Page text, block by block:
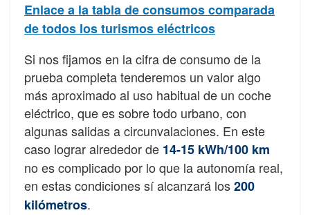
Enlace a la tabla de consumos comparada
de todos los turismos eléctricos
Si nos fijamos en la cifra de consumo de la
prueba completa tenderemos un valor algo
más aproximado al uso habitual de un coche
eléctrico, que es sobre todo urbano, con
algunas salidas a circunvalaciones. En este
caso lograr alrededor de 14-15 kWh/100 km
no es complicado por lo que la autonomía real,
en estas condiciones sí alcanzará los200
kilómetros.